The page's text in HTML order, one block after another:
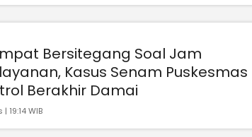
Bersitegang Soal Jam
Kasus Senam Puskesmas
Berakhir Damai
| 19:14 WIB